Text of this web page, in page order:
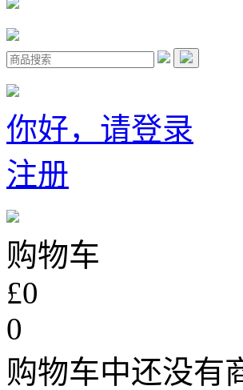
你好，请登录
注册
购物车
£0
0
购物车中还没有